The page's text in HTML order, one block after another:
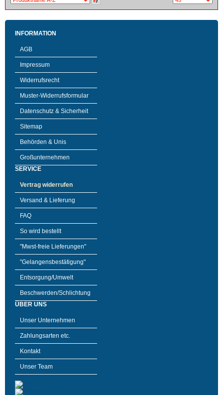
INFORMATION
AGB
Impressum
Widerrufsrecht
Muster-Widerrufsformular
Datenschutz & Sicherheit
Sitemap
Behörden & Unis
Großunternehmen
SERVICE
Vertrag widerrufen
Versand & Lieferung
FAQ
So wird bestellt
"Mwst-freie Lieferungen"
"Gelangensbestätigung"
Entsorgung/Umwelt
Beschwerden/Schlichtung
ÜBER UNS
Unser Unternehmen
Zahlungsarten etc.
Kontakt
Unser Team